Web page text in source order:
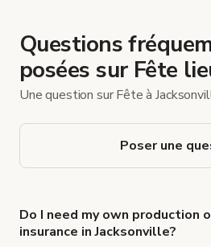
Questions
posées sur Fête
Une question sur Fête à
Poser une
Do I need my own production
insurance in Jacksonville?